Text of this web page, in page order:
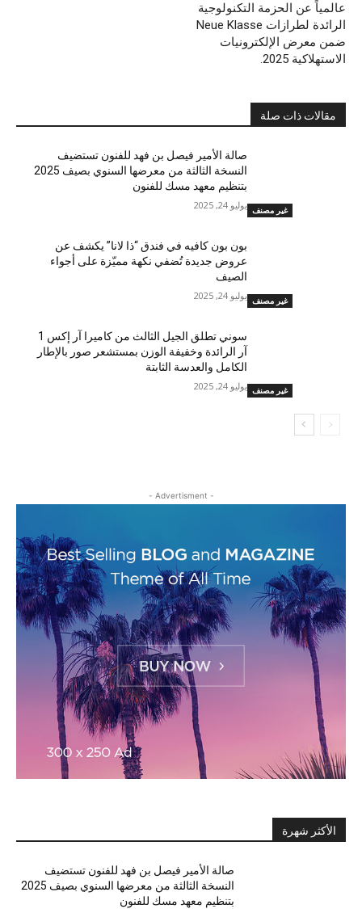
عالمياً عن الحزمة التكنولوجية
الرائدة لطرازات Neue Klasse
ضمن معرض الإلكترونيات
الاستهلاكية 2025.
مقالات ذات صلة
غير مصنف
صالة الأمير فيصل بن فهد للفنون تستضيف
النسخة الثالثة من معرضها السنوي بصيف 2025
بتنظيم معهد مسك للفنون
يوليو 24, 2025
غير مصنف
بون بون كافيه في فندق “ذا لانا” يكشف عن
عروض جديدة تُضفي نكهة مميّزة على أجواء
الصيف
يوليو 24, 2025
غير مصنف
سوني تطلق الجيل الثالث من كاميرا آر إكس 1
آر الرائدة وخفيفة الوزن بمستشعر صور بالإطار
الكامل والعدسة الثابتة
يوليو 24, 2025
- Advertisment -
الأكثر شهرة
صالة الأمير فيصل بن فهد للفنون تستضيف
النسخة الثالثة من معرضها السنوي بصيف 2025
بتنظيم معهد مسك للفنون